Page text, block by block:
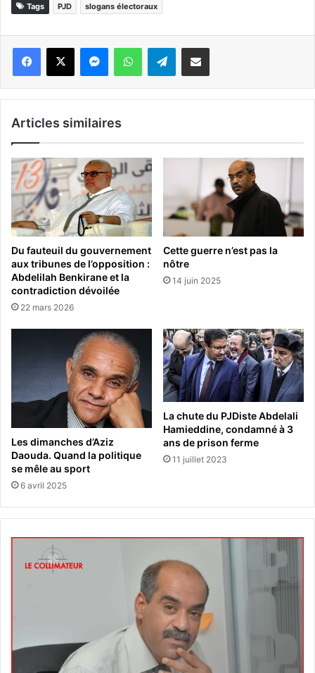
Tags PJD slogans électoraux
WhatsApp Telegram
Articles similaires
Du fauteuil du gouvernement
aux tribunes de l’opposition :
Abdelilah Benkirane et la
contradiction dévoilée
22 mars 2026
Cette guerre n’est pas la
nôtre
14 juin 2025
Les dimanches d’Aziz
Daouda. Quand la politique
se mêle au sport
6 avril 2025
La chute du PJDiste Abdelali
Hamieddine, condamné à 3
ans de prison ferme
11 juillet 2023